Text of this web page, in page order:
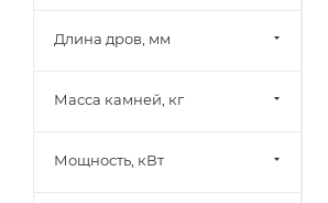
Длина дров, мм
Масса камней, кг
Мощность, кВт